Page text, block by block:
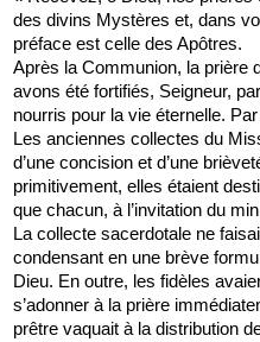
des divins Mystères et, dans
préface est celle des Apôtres.
Après la Communion, la prière
avons été fortifiés, Seigneur,
nourris pour la vie éternelle.
Les anciennes collectes du
d’une concision et d’une
primitivement, elles étaient
que chacun, à l’invitation du
La collecte sacerdotale ne
condensant en une brève
Dieu. En outre, les fidèles
s’adonner à la prière
prêtre vaquait à la distribution